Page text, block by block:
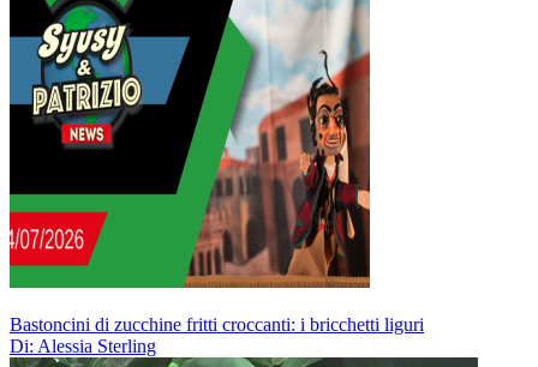
Bastoncini di zucchine fritti croccanti: i bricchetti liguri
Di: Alessia Sterling